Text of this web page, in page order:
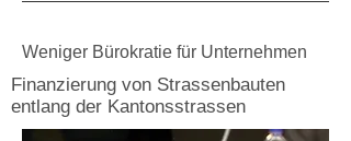
Weniger Bürokratie für Unternehmen
Finanzierung von Strassenbauten
entlang der Kantonsstrassen